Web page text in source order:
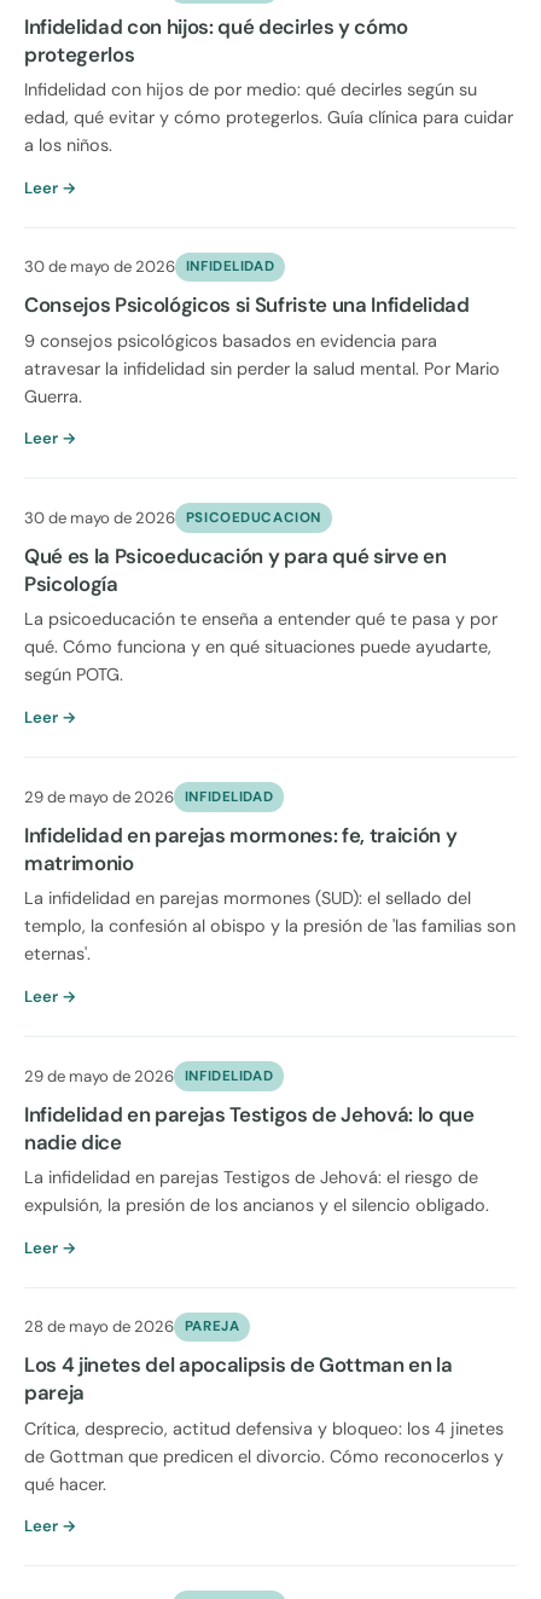
Infidelidad con hijos: qué decirles y cómo
protegerlos
Infidelidad con hijos de por medio: qué decirles según su
edad, qué evitar y cómo protegerlos. Guía clínica para cuidar
a los niños.
Leer →
30 de mayo de 2026 INFIDELIDAD
Consejos Psicológicos si Sufriste una Infidelidad
9 consejos psicológicos basados en evidencia para
atravesar la infidelidad sin perder la salud mental. Por Mario
Guerra.
Leer →
30 de mayo de 2026 PSICOEDUCACION
Qué es la Psicoeducación y para qué sirve en
Psicología
La psicoeducación te enseña a entender qué te pasa y por
qué. Cómo funciona y en qué situaciones puede ayudarte,
según POTG.
Leer →
29 de mayo de 2026 INFIDELIDAD
Infidelidad en parejas mormones: fe, traición y
matrimonio
La infidelidad en parejas mormones (SUD): el sellado del
templo, la confesión al obispo y la presión de 'las familias son
eternas'.
Leer →
29 de mayo de 2026 INFIDELIDAD
Infidelidad en parejas Testigos de Jehová: lo que
nadie dice
La infidelidad en parejas Testigos de Jehová: el riesgo de
expulsión, la presión de los ancianos y el silencio obligado.
Leer →
28 de mayo de 2026 PAREJA
Los 4 jinetes del apocalipsis de Gottman en la
pareja
Crítica, desprecio, actitud defensiva y bloqueo: los 4 jinetes
de Gottman que predicen el divorcio. Cómo reconocerlos y
qué hacer.
Leer →